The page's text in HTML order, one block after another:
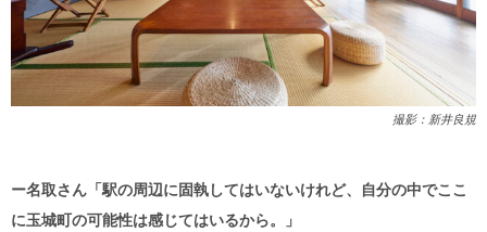
撮影：新井良規
ー名取さん「駅の周辺に固執してはいないけれど、自分の中でここ
に玉城町の可能性は感じてはいるから。」